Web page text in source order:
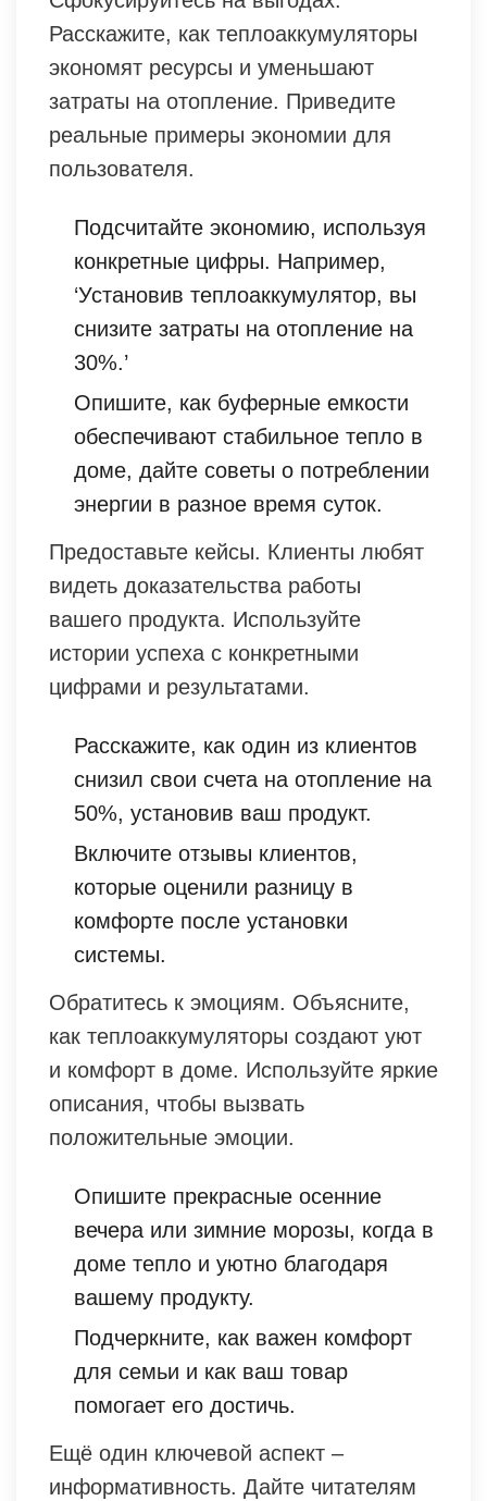
Расскажите, как теплоаккумуляторы
экономят ресурсы и уменьшают
затраты на отопление. Приведите
реальные примеры экономии для
пользователя.
Подсчитайте экономию, используя
конкретные цифры. Например,
‘Установив теплоаккумулятор, вы
снизите затраты на отопление на
30%.’
Опишите, как буферные емкости
обеспечивают стабильное тепло в
доме, дайте советы о потреблении
энергии в разное время суток.
Предоставьте кейсы. Клиенты любят
видеть доказательства работы
вашего продукта. Используйте
истории успеха с конкретными
цифрами и результатами.
Расскажите, как один из клиентов
снизил свои счета на отопление на
50%, установив ваш продукт.
Включите отзывы клиентов,
которые оценили разницу в
комфорте после установки
системы.
Обратитесь к эмоциям. Объясните,
как теплоаккумуляторы создают уют
и комфорт в доме. Используйте яркие
описания, чтобы вызвать
положительные эмоции.
Опишите прекрасные осенние
вечера или зимние морозы, когда в
доме тепло и уютно благодаря
вашему продукту.
Подчеркните, как важен комфорт
для семьи и как ваш товар
помогает его достичь.
Ещё один ключевой аспект –
информативность. Дайте читателям